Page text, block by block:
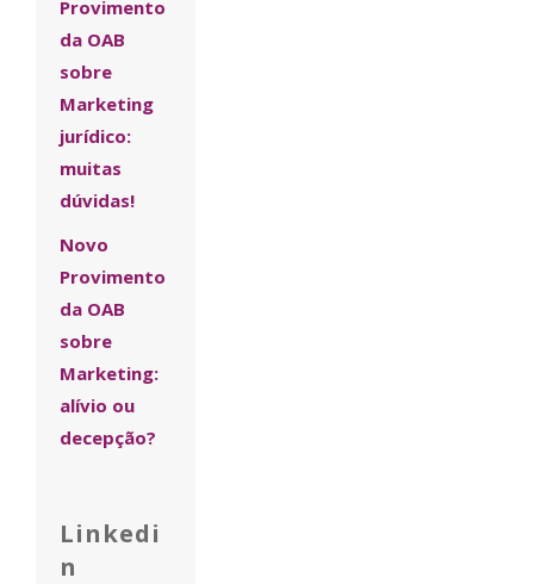
Provimento
da OAB
sobre
Marketing
jurídico:
muitas
dúvidas!
Novo
Provimento
da OAB
sobre
Marketing:
alívio ou
decepção?
Linkedi
n